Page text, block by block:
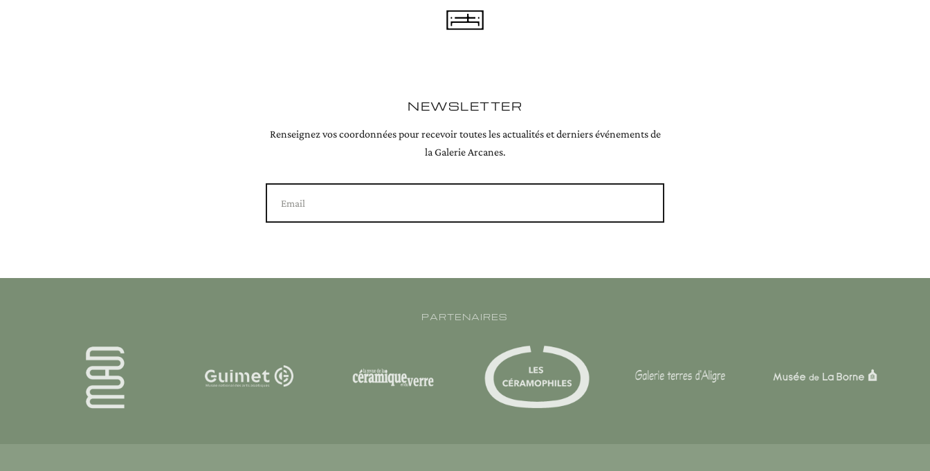
NEWSLETTER
Renseignez vos coordonnées pour recevoir toutes les actualités et derniers événements de
la Galerie Arcanes.
Email
PARTENAIRES